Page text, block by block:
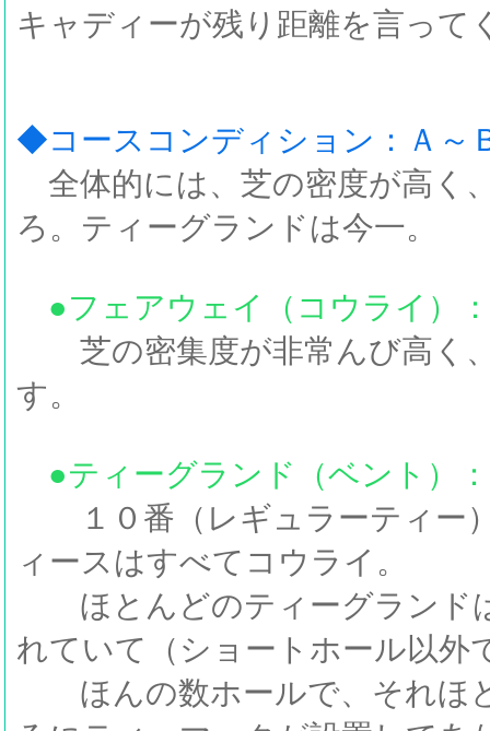
キャディーが残り距離を言って
◆コースコンディション：Ａ～
全体的には、芝の密度が高く
ろ。ティーグランドは今一。
●フェアウェイ（コウライ）
芝の密集度が非常んび高く
す。
●ティーグランド（ベント）
１０番（レギュラーティー
ィースはすべてコウライ。
ほとんどのティーグランド
れていて（ショートホール以外
ほんの数ホールで、それほ